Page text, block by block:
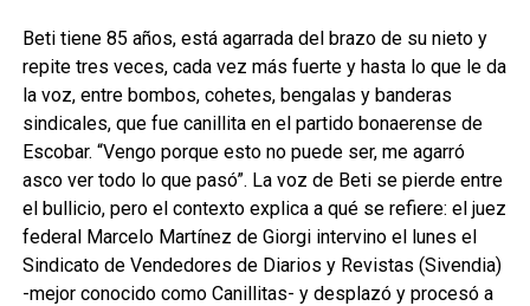
Beti tiene 85 años, está agarrada del brazo de su nieto y
repite tres veces, cada vez más fuerte y hasta lo que le da
la voz, entre bombos, cohetes, bengalas y banderas
sindicales, que fue canillita en el partido bonaerense de
Escobar. “Vengo porque esto no puede ser, me agarró
asco ver todo lo que pasó”. La voz de Beti se pierde entre
el bullicio, pero el contexto explica a qué se refiere: el juez
federal Marcelo Martínez de Giorgi intervino el lunes el
Sindicato de Vendedores de Diarios y Revistas (Sivendia)
-mejor conocido como Canillitas- y desplazó y procesó a